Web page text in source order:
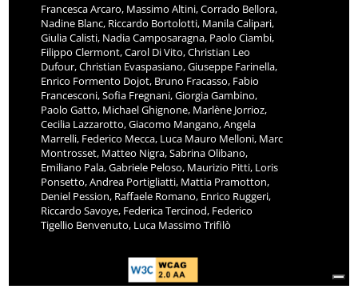
Francesca Arcaro, Massimo Altini, Corrado Bellora,
Nadine Blanc, Riccardo Bortolotti, Manila Calipari,
Giulia Calisti, Nadia Camposaragna, Paolo Ciambi,
Filippo Clermont, Carol Di Vito, Christian Leo
Dufour, Christian Evaspasiano, Giuseppe Farinella,
Enrico Formento Dojot, Bruno Fracasso, Fabio
Francesconi, Sofia Fregnani, Giorgia Gambino,
Paolo Gatto, Michael Ghignone, Marlène Jorrioz,
Cecilia Lazzarotto, Giacomo Mangano, Angela
Marrelli, Federico Mecca, Luca Mauro Melloni, Marc
Montrosset, Matteo Nigra, Sabrina Olibano,
Emiliano Pala, Gabriele Peloso, Maurizio Pitti, Loris
Ponsetto, Andrea Portigliatti, Mattia Pramotton,
Deniel Pession, Raffaele Romano, Enrico Ruggeri,
Riccardo Savoye, Federica Tercinod, Federico
Tigellio Benvenuto, Luca Massimo Trifilò